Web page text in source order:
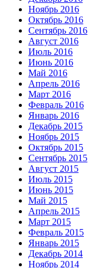
Ноябрь 2016
Октябрь 2016
Сентябрь 2016
Август 2016
Июль 2016
Июнь 2016
Май 2016
Апрель 2016
Март 2016
Февраль 2016
Январь 2016
Декабрь 2015
Ноябрь 2015
Октябрь 2015
Сентябрь 2015
Август 2015
Июль 2015
Июнь 2015
Май 2015
Апрель 2015
Март 2015
Февраль 2015
Январь 2015
Декабрь 2014
Ноябрь 2014